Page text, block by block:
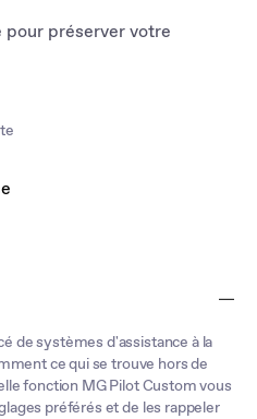
pour préserver votre
de systèmes d'assistance à la
ce qui se trouve hors de
fonction MG Pilot Custom vous
préférés et de les rappeler